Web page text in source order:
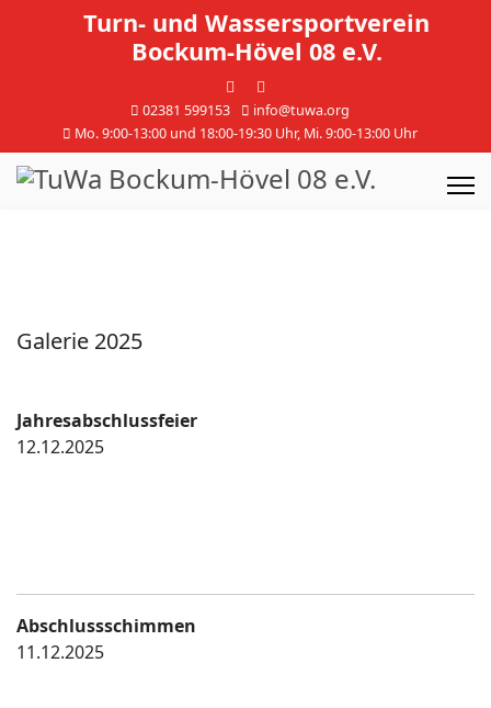
Turn- und Wassersportverein
Bockum-Hövel 08 e.V.
02381 599153
info@tuwa.org
Mo. 9:00-13:00 und 18:00-19:30 Uhr, Mi. 9:00-13:00 Uhr
Galerie 2025
Jahresabschlussfeier
12.12.2025
Abschlussschimmen
11.12.2025